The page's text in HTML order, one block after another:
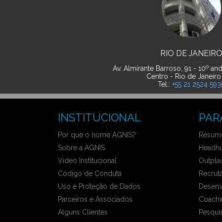
RIO DE JANEIRO
Av. Almirante Barroso, 91 - 10o
Centro - Rio de
Tel.: +55 21 2524
INSTITUCIONAL
Por que o nome AGNIS?
Sobre a AGNIS
Vídeo Institucional
Código de Conduta
Uso e Proteção de Dados
Parceiros e Associados
Alguns Clientes